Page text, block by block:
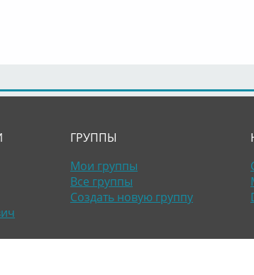
ГРУППЫ
Мои группы
Все группы
Создать новую группу